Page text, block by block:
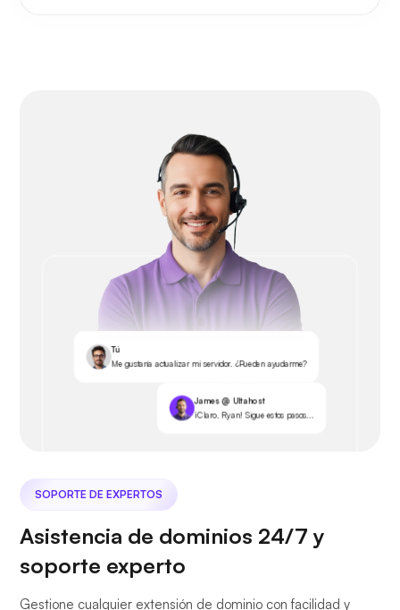
Tú
Me gustaría actualizar mi servidor. ¿Pueden ayudarme?
James @ Ultahost
¡Claro, Ryan! Sigue estos pasos...
SOPORTE DE EXPERTOS
Asistencia de dominios 24/7 y
soporte experto
Gestione cualquier extensión de dominio con facilidad y